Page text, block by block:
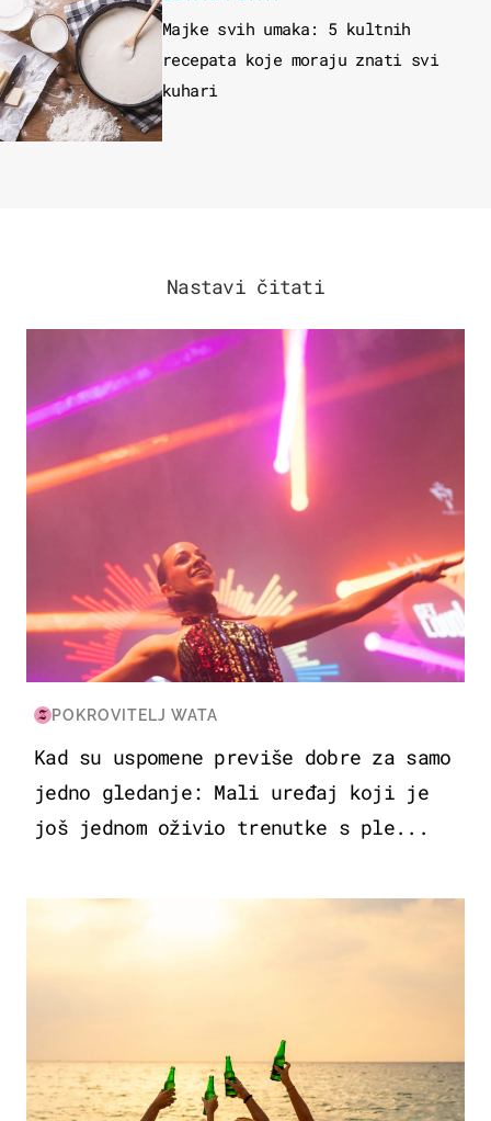
Majke svih umaka: 5 kultnih
recepata koje moraju znati svi
kuhari
Nastavi čitati
KULTURA & ZABAVA
POKROVITELJ WATA
Kad su uspomene previše dobre za samo
jedno gledanje: Mali uređaj koji je
još jednom oživio trenutke s ple...